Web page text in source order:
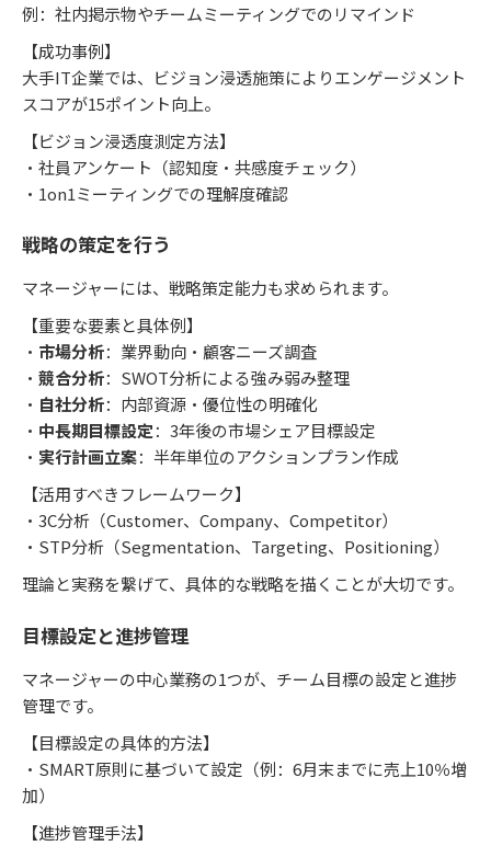
例：社内掲示物やチームミーティングでのリマインド
【成功事例】
大手IT企業では、ビジョン浸透施策によりエンゲージメント
スコアが15ポイント向上。
【ビジョン浸透度測定方法】
・社員アンケート（認知度・共感度チェック）
・1on1ミーティングでの理解度確認
戦略の策定を行う
マネージャーには、戦略策定能力も求められます。
【重要な要素と具体例】
・ 市場分析：業界動向・顧客ニーズ調査
・ 競合分析：SWOT分析による強み弱み整理
・ 自社分析：内部資源・優位性の明確化
・ 中長期目標設定：3年後の市場シェア目標設定
・ 実行計画立案：半年単位のアクションプラン作成
【活用すべきフレームワーク】
・3C分析（Customer、Company、Competitor）
・STP分析（Segmentation、Targeting、Positioning）
理論と実務を繋げて、具体的な戦略を描くことが大切です。
目標設定と進捗管理
マネージャーの中心業務の1つが、チーム目標の設定と進捗
管理です。
【目標設定の具体的方法】
・SMART原則に基づいて設定（例：6月末までに売上10％増
加）
【進捗管理手法】